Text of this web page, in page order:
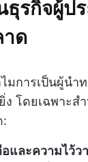
รกิจผู้ป
าด
มการเป็นผู้นำ
ง โดยเฉพาะส
:
และความไว้ว